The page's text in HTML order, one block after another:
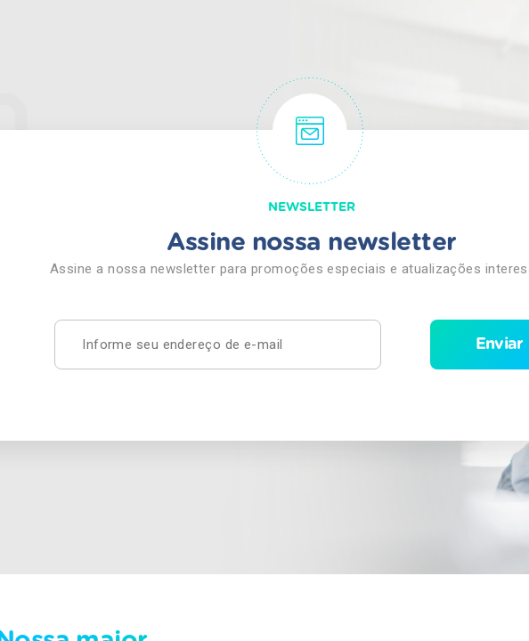
NEWSLETTER
Assine nossa newsletter
Assine a nossa newsletter para promoções especiais e atualizações